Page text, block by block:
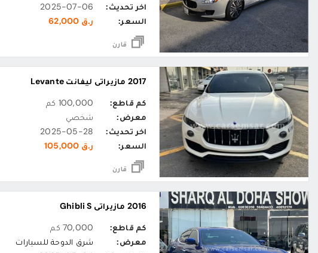
اخر تحديث:
2025-07-06
السعر:
ر.ق 62,000
قارن
2017 مازيراتي ليفانت Levante
كم قاطع:
100,000 كم
معرض:
شخصي
اخر تحديث:
2025-05-28
السعر:
ر.ق 105,000
قارن
2016 مازيراتي Ghibli S
كم قاطع:
70,000 كم
معرض:
شرق الدوحة للسيارات